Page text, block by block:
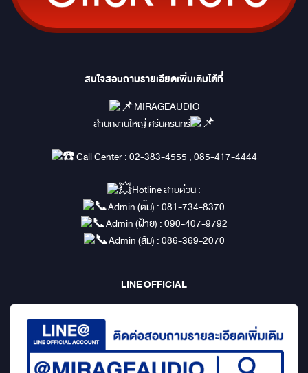
สนใจสอบถามรายเอียดเพิ่มเติมได้ที่
MIRAGEAUDIO
สำนักงานใหญ่ ศรีนครินทร์
Call Center : 02-383-4555 , 085-417-4444
Hotline สายด่วน :
Admin (ตั้ม) : 081-734-8370
Admin (ฝ้าย) : 090-407-9792
Admin (ส้ม) : 086-369-2070
LINE OFFICIAL